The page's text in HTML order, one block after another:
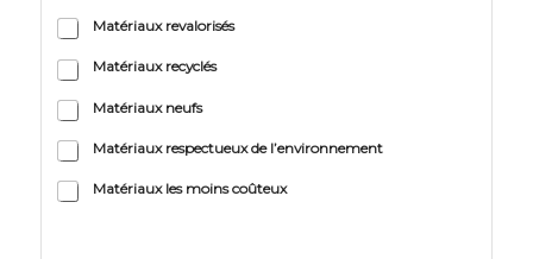
Matériaux revalorisés
Matériaux recyclés
Matériaux neufs
Matériaux respectueux de l’environnement
Matériaux les moins coûteux